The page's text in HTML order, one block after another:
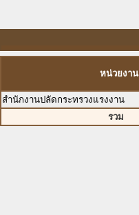
หน่วยงาน
สำนักงานปลัดกระทรวงแรงงาน
รวม